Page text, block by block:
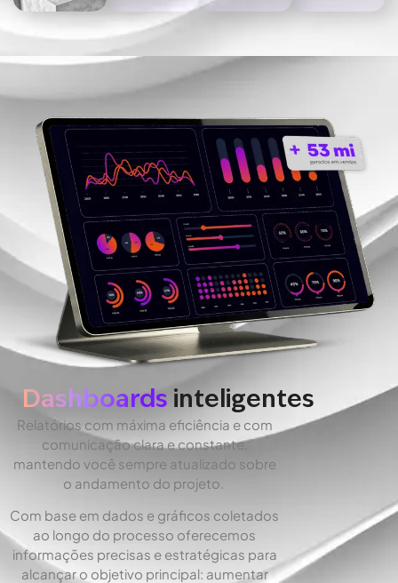
Dashboards inteligentes
Relatórios com máxima eficiência e com
comunicação clara e constante,
mantendo você sempre atualizado sobre
o andamento do projeto.
Com base em dados e gráficos coletados
ao longo do processo oferecemos
informações precisas e estratégicas para
alcançar o objetivo principal: aumentar